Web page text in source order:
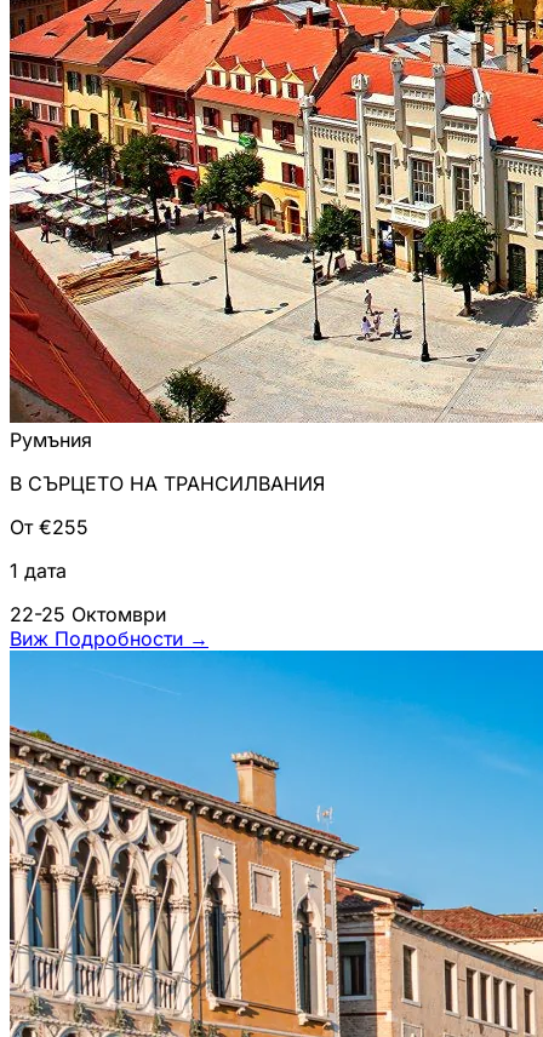
Румъния
В СЪРЦЕТО НА ТРАНСИЛВАНИЯ
От €255
1 дата
22-25 Октомври
Виж Подробности →